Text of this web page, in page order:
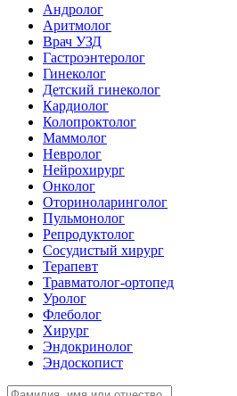
Андролог
Аритмолог
Врач УЗД
Гастроэнтеролог
Гинеколог
Детский гинеколог
Кардиолог
Колопроктолог
Маммолог
Невролог
Нейрохирург
Онколог
Оториноларинголог
Пульмонолог
Репродуктолог
Сосудистый хирург
Терапевт
Травматолог-ортопед
Уролог
Флеболог
Хирург
Эндокринолог
Эндоскопист